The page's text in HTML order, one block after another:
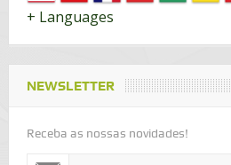
+ Languages
NEWSLETTER
Receba as nossas novidades!